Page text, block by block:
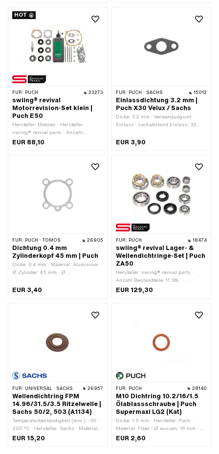
HOT
FÜR: PUCH 23273
swiing® revival
Motorrevision-Set klein |
Puch E50
Hersteller: Motorex · Hersteller:
swiing® revival parts · Anzahl
Bestandteile: 42 Stk. ·
EUR 88,10
FÜR: PUCH · SACHS 15012
Einlassdichtung 3.2 mm |
Puch X30 Velux / Sachs
Dicke: 3.2 mm · Verwendungsort:
Einlass · Lochabstand Einlass: 32
EUR 3,90
FÜR: PUCH · TOMOS 26905
Dichtung 0.4 mm
Zylinderkopf 45 mm | Puch
Dicke: 0.4 mm · Material: Aluminium ·
Ø Zylinder: 45 mm · Ø
Verwendungsort: Zylinderkopf ·
EUR 3,40
FÜR: PUCH 18474
swiing® revival Lager- &
Wellendichtringe-Set | Puch
ZA50
Hersteller: swiing® revival parts ·
Anzahl Bestandteile: 11 Stk. ·
Anwendungsbereich: Standard
EUR 129,30
FÜR: UNIVERSAL · SACHS 26957
Wellendichtring FPM
14.96/31.5/3.5 Ritzelwelle |
Sachs 50/2, 503 (A1134)
Temperaturbeständigkeit (min.): -30 -
200 °C · Hersteller: Sachs · Material:
FPM / FKM (umgangssprachlich
bekannt als Viton) · Breite: 3.5 mm · Ø
EUR 15,20
FÜR: PUCH 28140
M10 Dichtring 10.2/16/1.5
Ölablassschraube | Puch
Supermaxi LG2 (Kat)
Dicke: 1.5 mm · Hersteller: Puch ·
Material: Fiber · Ø aussen: 16 mm · Ø
innen: 10.2 mm · Puch OEM-Nr.:
900.3721
EUR 2,60